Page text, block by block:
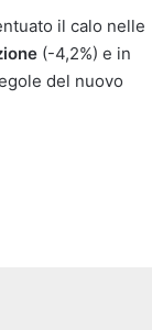
il calo nelle
(-4,2%) e in
del nuovo